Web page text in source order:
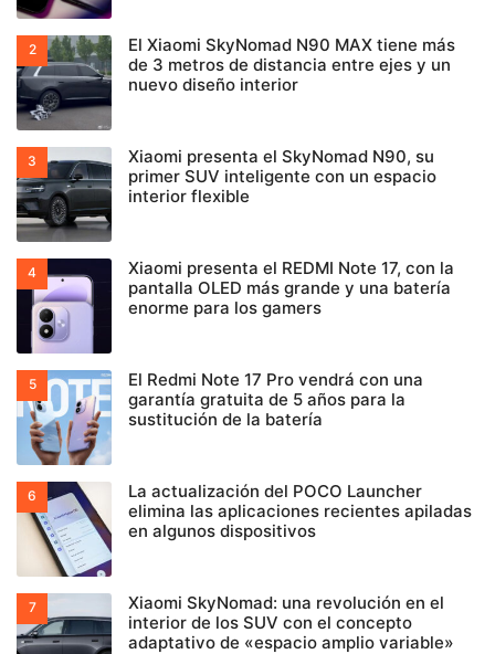
El Xiaomi SkyNomad N90 MAX tiene más
de 3 metros de distancia entre ejes y un
nuevo diseño interior
Xiaomi presenta el SkyNomad N90, su
primer SUV inteligente con un espacio
interior flexible
Xiaomi presenta el REDMI Note 17, con la
pantalla OLED más grande y una batería
enorme para los gamers
El Redmi Note 17 Pro vendrá con una
garantía gratuita de 5 años para la
sustitución de la batería
La actualización del POCO Launcher
elimina las aplicaciones recientes apiladas
en algunos dispositivos
Xiaomi SkyNomad: una revolución en el
interior de los SUV con el concepto
adaptativo de «espacio amplio variable»